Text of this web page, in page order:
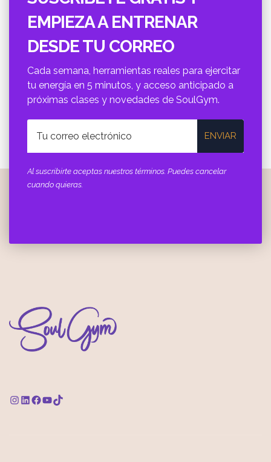
EMPIEZA A ENTRENAR
DESDE TU CORREO
Cada semana, herramientas reales para ejercitar
tu energí­a en 5 minutos, y acceso anticipado a
próximas clases y novedades de SoulGym.
ENVIAR
Al suscribirte aceptas nuestros términos. Puedes cancelar
cuando quieras.